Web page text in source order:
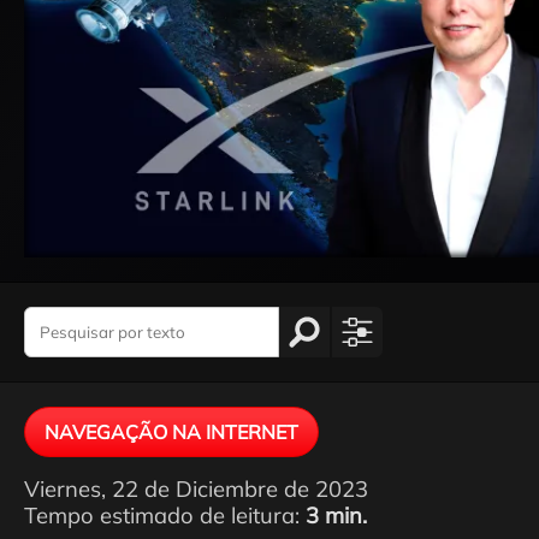
NAVEGAÇÃO NA INTERNET
Viernes, 22 de Diciembre de 2023
Tempo estimado de leitura: 3 min.